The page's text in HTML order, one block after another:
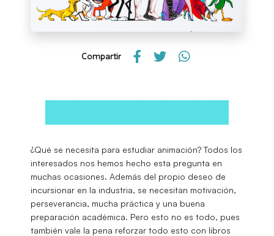
Compartir
¿Qué se necesita para estudiar animación? Todos los
interesados nos hemos hecho esta pregunta en
muchas ocasiones. Además del propio deseo de
incursionar en la industria, se necesitan motivación,
perseverancia, mucha práctica y una buena
preparación académica. Pero esto no es todo, pues
también vale la pena reforzar todo esto con libros